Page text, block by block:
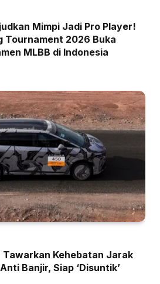
Mimpi Jadi Pro Player!
Tournament 2026 Buka
MLBB di Indonesia
Tawarkan Kehebatan Jarak
Banjir, Siap ‘Disuntik’